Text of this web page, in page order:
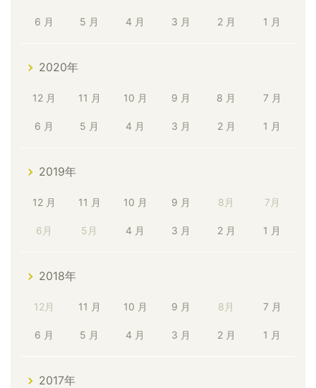
6 月 5 月 4 月 3 月 2 月 1 月
2020年
12 月 11 月 10 月 9 月 8 月 7 月
6 月 5 月 4 月 3 月 2 月 1 月
2019年
12 月 11 月 10 月 9 月 8月 7月
6月 5月 4 月 3 月 2 月 1 月
2018年
12月 11 月 10 月 9 月 8月 7 月
6 月 5 月 4 月 3 月 2 月 1 月
2017年